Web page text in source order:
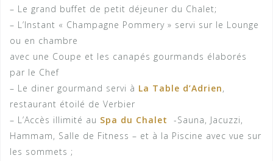
– Le grand buffet de petit déjeuner du Chalet;
– L’Instant « Champagne Pommery » servi sur le Lounge
ou en chambre
avec une Coupe et les canapés gourmands élaborés
par le Chef
– Le diner gourmand servi à La Table d’Adrien,
restaurant étoilé de Verbier
– L’Accès illimité au Spa du Chalet
-Sauna, Jacuzzi,
Hammam, Salle de Fitness – et à la Piscine avec vue sur
les sommets ;